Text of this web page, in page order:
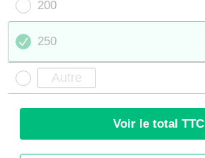
200
250
Voir le total TTC